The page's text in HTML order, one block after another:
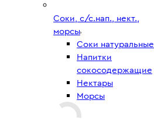
Соки, с/с.нап., нект.,
морсы
Соки натуральные
Напитки
сокосодержащие
Нектары
Морсы